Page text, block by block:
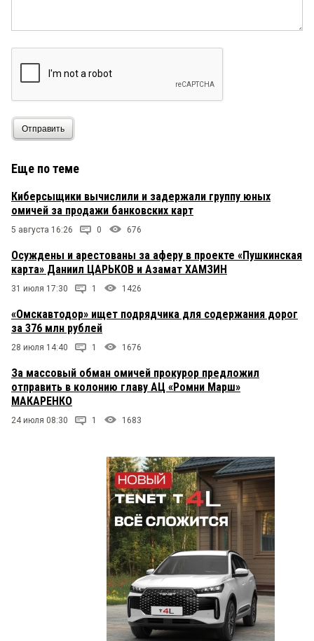
Отправить
Еще по теме
Киберсыщики вычислили и задержали группу юных
омичей за продажи банковских карт
5 августа 16:26 0 676
Осуждены и арестованы за аферу в проекте «Пушкинская
карта» Даниил ЦАРЬКОВ и Азамат ХАМЗИН
31 июля 17:30 1 1426
«Омскавтодор» ищет подрядчика для содержания дорог
за 376 млн рублей
28 июля 14:40 1 1676
За массовый обман омичей прокурор предложил
отправить в колонию главу АЦ «Ромни Марш»
МАКАРЕНКО
24 июля 08:30 1 1683